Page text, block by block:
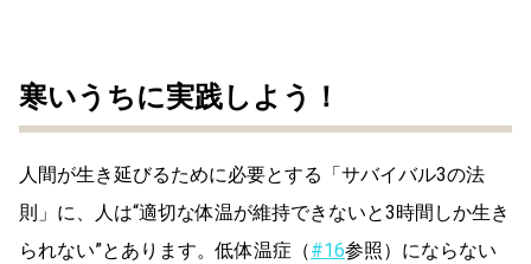
寒いうちに実践しよう！
人間が生き延びるために必要とする「サバイバル3の法
則」に、人は“適切な体温が維持できないと3時間しか生き
られない”とあります。低体温症（#16参照）にならない